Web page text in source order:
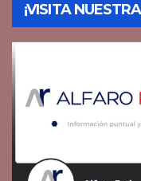
¡VISITA